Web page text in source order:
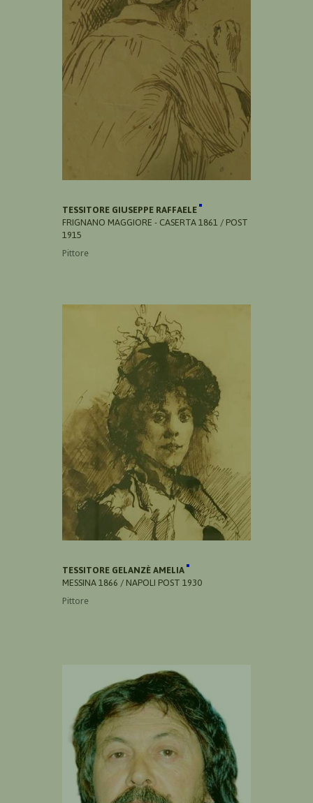
TESSITORE GIUSEPPE RAFFAELE
FRIGNANO MAGGIORE - CASERTA 1861 / POST
1915
Pittore
TESSITORE GELANZÈ AMELIA
MESSINA 1866 / NAPOLI POST 1930
Pittore